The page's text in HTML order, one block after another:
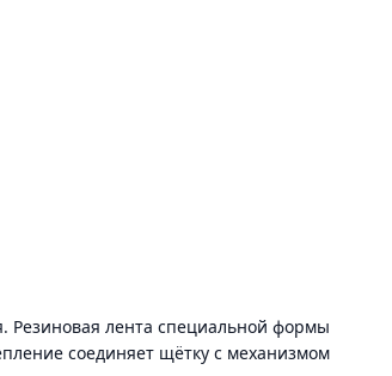
Резиновая лента специальной формы
соединяет щётку с механизмом